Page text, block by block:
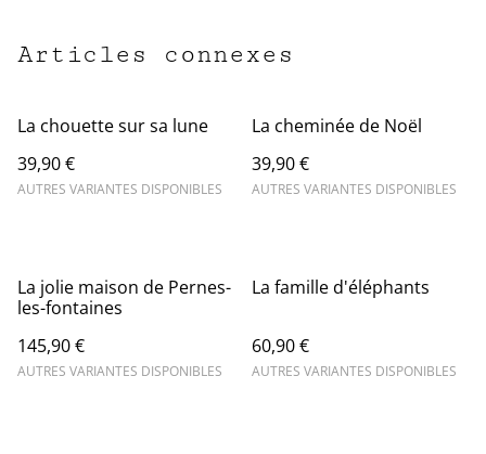
Articles connexes
La chouette sur sa lune
39,90 €
AUTRES VARIANTES DISPONIBLES
La cheminée de Noël
39,90 €
AUTRES VARIANTES DISPONIBLES
La jolie maison de Pernes-
les-fontaines
145,90 €
AUTRES VARIANTES DISPONIBLES
La famille d'éléphants
60,90 €
AUTRES VARIANTES DISPONIBLES